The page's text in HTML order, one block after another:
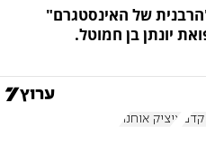
של האינסטגרם"
יונתן בן חמוטל.
קדם איציק אוחנה